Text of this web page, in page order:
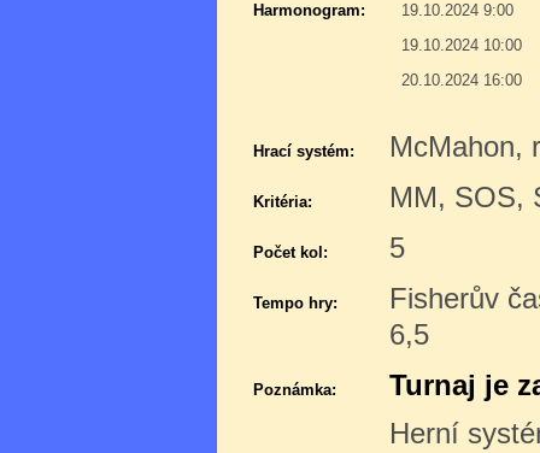
Harmonogram:
19.10.2024 9:00
19.10.2024 10:00
20.10.2024 16:00
Hrací systém: McMahon,
Kritéria: MM, SOS,
Počet kol: 5
Tempo hry:
Fisherův
6,5
Poznámka:
Turnaj je
Herní